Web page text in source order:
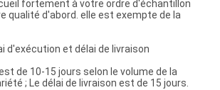
fortement à votre ordre d'échantillon
qualité d'abord. elle est exempte de la
d'exécution et délai de livraison
de 10-15 jours selon le volume de la
; Le délai de livraison est de 15 jours.